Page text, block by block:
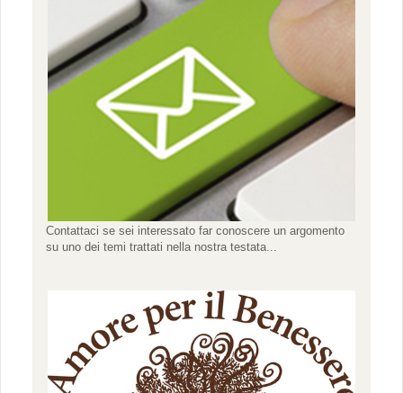
Contattaci se sei interessato far conoscere un argomento
su uno dei temi trattati nella nostra testata...